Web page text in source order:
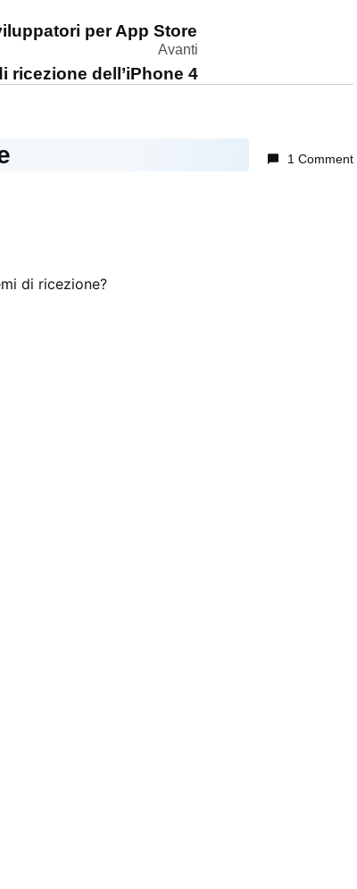
per App Store
Avanti
ricezione dell’iPhone 4
1 Comment
di ricezione?